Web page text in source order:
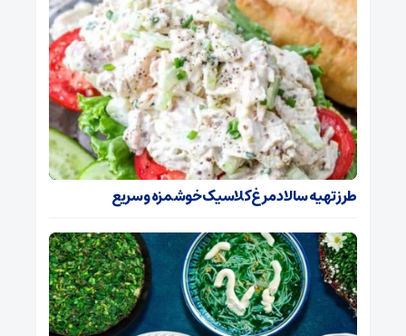
طرز تهیه سالاد مرغ کلاسیک خوشمزه و سریع